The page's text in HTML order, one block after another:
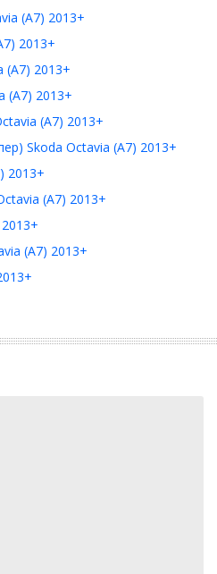
(A7) 2013+
2013+
(A7) 2013+
(A7) 2013+
(A7) 2013+
Skoda Octavia (A7) 2013+
2013+
(A7) 2013+
(A7) 2013+